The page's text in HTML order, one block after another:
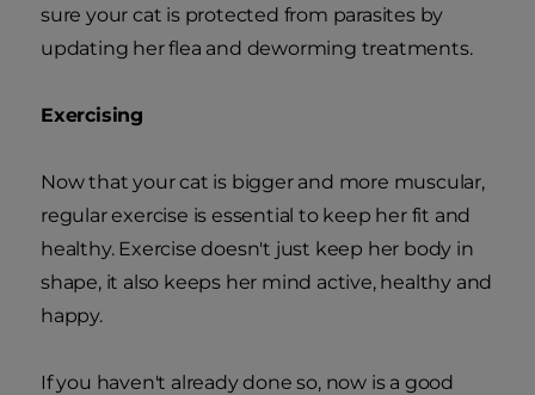
sure your cat is protected from parasites by
updating her flea and deworming treatments.
Exercising
Now that your cat is bigger and more muscular,
regular exercise is essential to keep her fit and
healthy. Exercise doesn't just keep her body in
shape, it also keeps her mind active, healthy and
happy.
If you haven't already done so, now is a good